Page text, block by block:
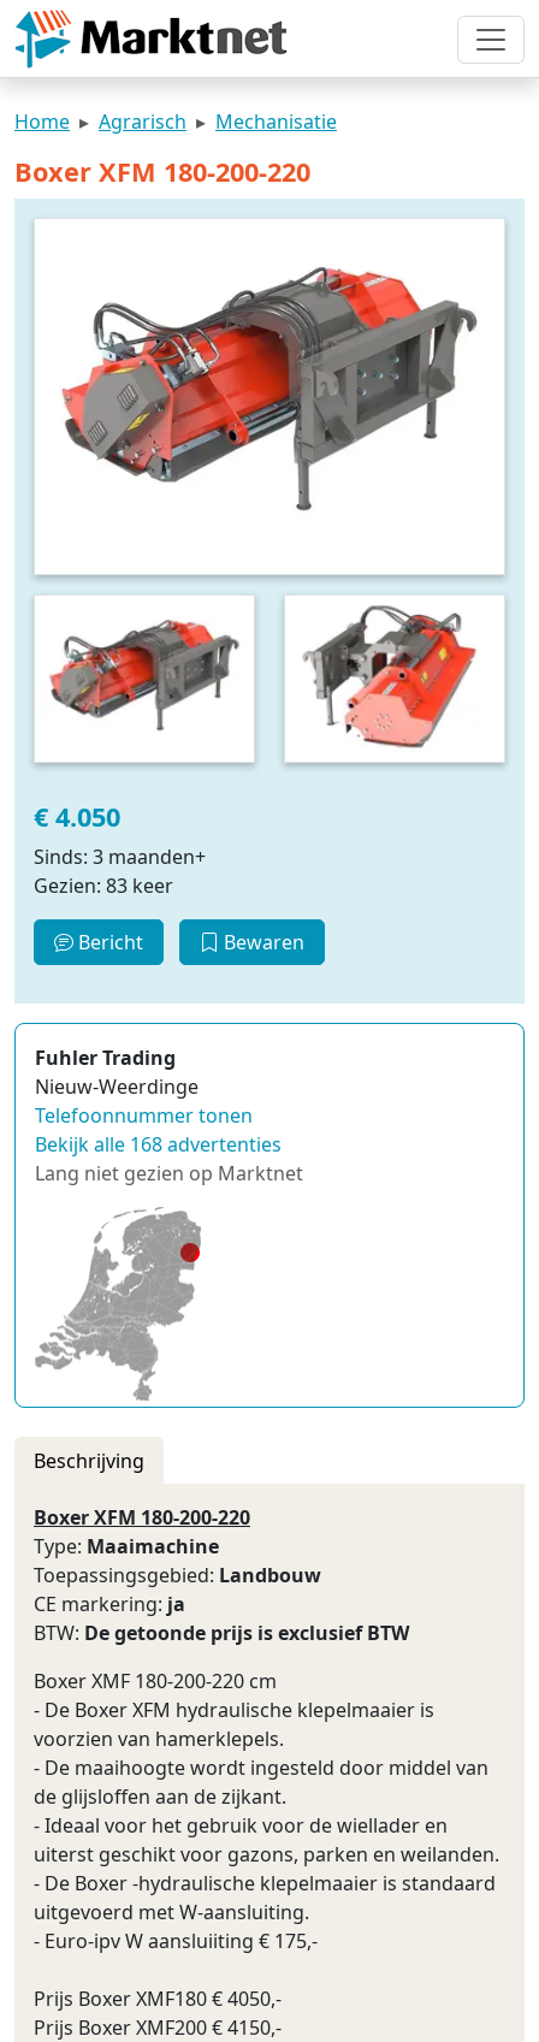
Home Agrarisch Mechanisatie
Boxer XFM 180-200-220
€ 4.050
Sinds: 3 maanden+
Gezien: 83 keer
Bericht Bewaren
Fuhler Trading
Nieuw-Weerdinge
Telefoonnummer tonen
Bekijk alle 168 advertenties
Lang niet gezien op Marktnet
Beschrijving
Boxer XFM 180-200-220
Type: Maaimachine
Toepassingsgebied: Landbouw
CE markering: ja
BTW: De getoonde prijs is exclusief BTW
Boxer XMF 180-200-220 cm
- De Boxer XFM hydraulische klepelmaaier is
voorzien van hamerklepels.
- De maaihoogte wordt ingesteld door middel van
de glijsloffen aan de zijkant.
- Ideaal voor het gebruik voor de wiellader en
uiterst geschikt voor gazons, parken en weilanden.
- De Boxer -hydraulische klepelmaaier is standaard
uitgevoerd met W-aansluiting.
- Euro-ipv W aansluiiting € 175,-
Prijs Boxer XMF180 € 4050,-
Prijs Boxer XMF200 € 4150,-